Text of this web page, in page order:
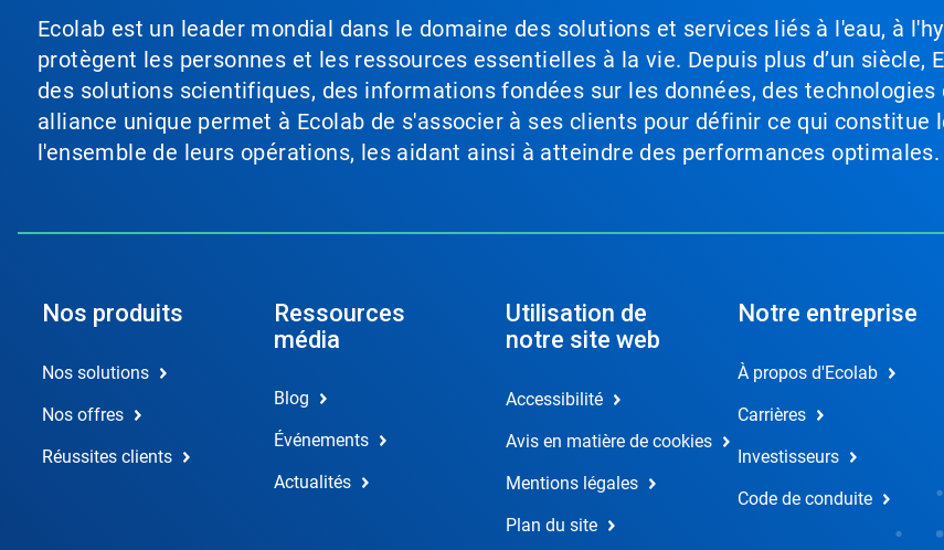
Ecolab est un leader mondial dans le domaine des solutions et services liés à l'eau, à
protègent les personnes et les ressources essentielles à la vie. Depuis plus d’un siècle,
des solutions scientifiques, des informations fondées sur les données, des technologies
alliance unique permet à Ecolab de s'associer à ses clients pour définir ce qui
l'ensemble de leurs opérations, les aidant ainsi à atteindre des performances optimales.
Nos produits
Nos solutions
Nos offres
Réussites clients
Ressources
média
Blog
Événements
Actualités
Utilisation de
notre site web
Accessibilité
Avis en matière de cookies
Mentions légales
Plan du site
Notre entreprise
À propos d'Ecolab
Carrières
Investisseurs
Code de conduite